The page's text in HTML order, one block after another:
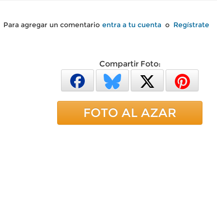
Para agregar un comentario entra a tu cuenta o Regístrate
Compartir Foto:
FOTO AL AZAR